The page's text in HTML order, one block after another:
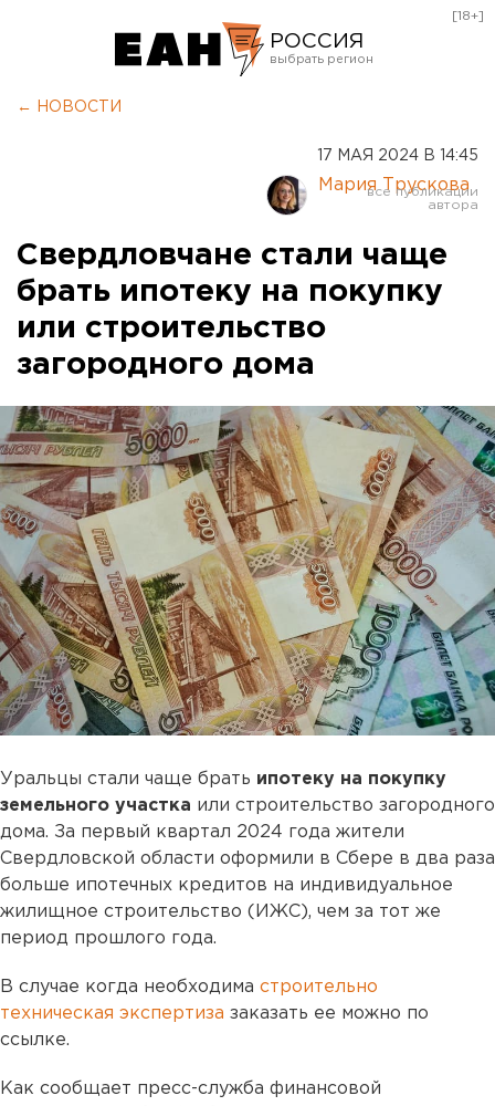
РОССИЯ
Курган
Оренбург
[18+]
← НОВОСТИ
17 МАЯ 2024 В 14:45
Мария Трускова
Свердловчане стали чаще
брать ипотеку на покупку
или строительство
загородного дома
Уральцы стали чаще брать ипотеку на покупку
земельного участка или строительство загородного
дома. За первый квартал 2024 года жители
Свердловской области оформили в Сбере в два раза
больше ипотечных кредитов на индивидуальное
жилищное строительство (ИЖС), чем за тот же
период прошлого года.
В случае когда необходима строительно
техническая экспертиза заказать ее можно по
ссылке.
Как сообщает пресс-служба финансовой